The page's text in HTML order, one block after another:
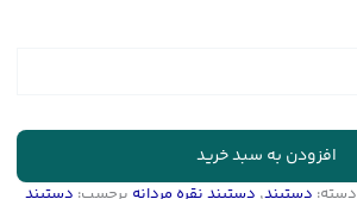
افزودن به سبد خرید
دسته: دستبند, دستبند نقره مردانه برچسب: دستبند